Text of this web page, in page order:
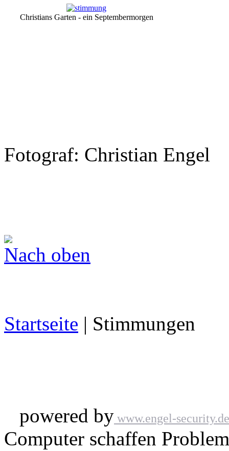
Christians Garten - ein Septembermorgen
Fotograf: Christian Engel
Nach oben
Startseite | Stimmungen
powered by www.engel-security.de
Computer schaffen